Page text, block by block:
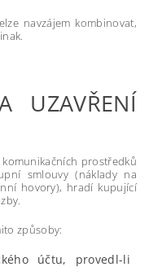
navzájem kombinovat,
UZAVŘENÍ
prostředků
smlouvy (náklady na
hovory), hradí kupující
způsoby:
účtu, provedl-li